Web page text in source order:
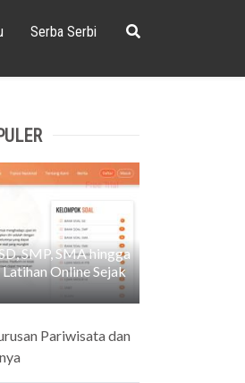
Serba Serbi
SMP, SMA hingga
Online Sejak
Pariwisata dan